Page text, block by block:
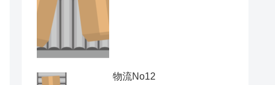
物流No12